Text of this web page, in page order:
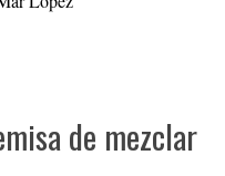
de mezclar